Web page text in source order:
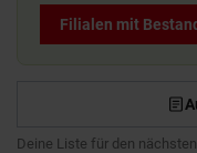
Filialen mit
Deine Liste für den